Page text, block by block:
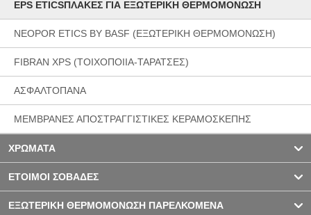
EPS ETICSΠΛΑΚΕΣ ΓΙΑ ΕΞΩΤΕΡΙΚΗ ΘΕΡΜΟΜΟΝΩΣΗ
NEOPOR ETICS BY BASF (ΕΞΩΤΕΡΙΚΗ ΘΕΡΜΟΜΟΝΩΣΗ)
FIBRAN XPS (ΤΟΙΧΟΠΟΙΙΑ-ΤΑΡΑΤΣΕΣ)
ΑΣΦΑΛΤΟΠΑΝΑ
ΜΕΜΒΡΑΝΕΣ ΑΠΟΣΤΡΑΓΓΙΣΤΙΚΕΣ ΚΕΡΑΜΟΣΚΕΠΗΣ
ΧΡΩΜΑΤΑ
ΕΤΟΙΜΟΙ ΣΟΒΑΔΕΣ
ΕΞΩΤΕΡΙΚΗ ΘΕΡΜΟΜΟΝΩΣΗ ΠΑΡΕΛΚΟΜΕΝΑ